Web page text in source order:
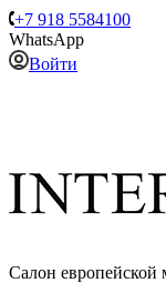
+7 918 5584100
WhatsApp
Войти
Cалон